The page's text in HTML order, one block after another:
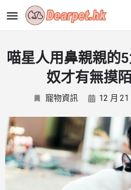
喵星人用鼻親親
奴才有無摸
寵物資訊 12 月 21